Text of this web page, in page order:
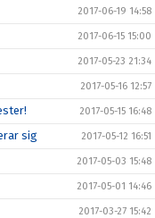
2017-06-19 14:58
2017-06-15 15:00
2017-05-23 21:34
2017-05-16 12:57
2017-05-15 16:48
sig 2017-05-12 16:51
2017-05-03 15:48
2017-05-01 14:46
2017-03-27 15:42